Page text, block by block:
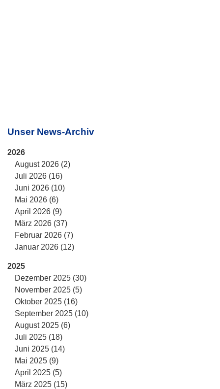
Unser News-Archiv
2026
August 2026 (2)
Juli 2026 (16)
Juni 2026 (10)
Mai 2026 (6)
April 2026 (9)
März 2026 (37)
Februar 2026 (7)
Januar 2026 (12)
2025
Dezember 2025 (30)
November 2025 (5)
Oktober 2025 (16)
September 2025 (10)
August 2025 (6)
Juli 2025 (18)
Juni 2025 (14)
Mai 2025 (9)
April 2025 (5)
März 2025 (15)